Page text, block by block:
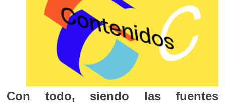
Con todo, siendo las fuentes